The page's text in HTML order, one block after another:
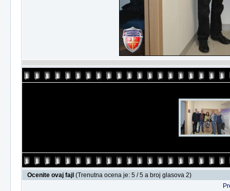
Ocenite ovaj fajl (Trenutna ocena je: 5 / 5 a broj glasova 2)